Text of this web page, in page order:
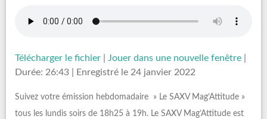
Télécharger le fichier Jouer dans une nouvelle fenêtre
Durée: 26:43
Enregistré le 24 janvier 2022
Suivez votre émission hebdomadaire » Le SAXV Mag’Attitude »
tous les lundis soirs de 18h25 à 19h. Le SAXV Mag’Attitude est